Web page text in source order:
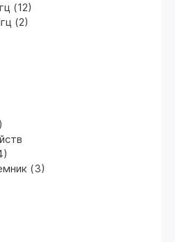
(12)
(2)
)
)
(3)